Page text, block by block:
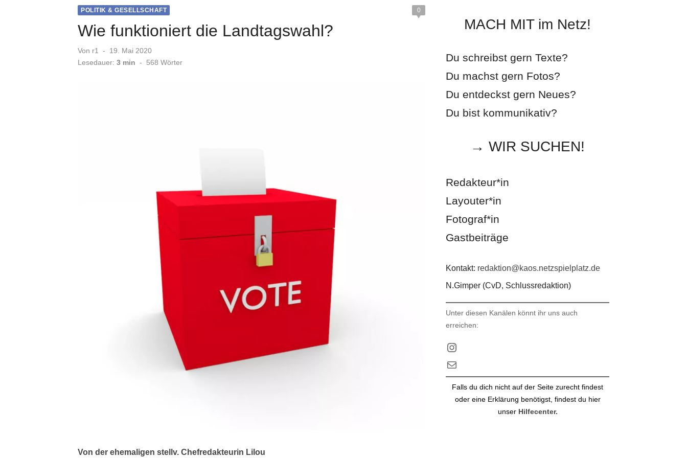
POLITIK & GESELLSCHAFT 0
Wie funktioniert die Landtagswahl?
Von r1
Veröffentlicht
am
19. Mai 2020
Lesedauer: 3 min - 568 Wörter
Von der ehemaligen stellv. Chefredakteurin Lilou
MACH MIT im Netz!
Du schreibst gern Texte?
Du machst gern Fotos?
Du entdeckst gern Neues?
Du bist kommunikativ?
→ WIR SUCHEN!
Redakteur*in
Layouter*in
Fotograf*in
Gastbeiträge
Kontakt: redaktion@kaos.netzspielplatz.de
N.Gimper (CvD, Schlussredaktion)
Unter diesen Kanälen könnt ihr uns auch
erreichen:
Instagram
E-Mail
Falls du dich nicht auf der Seite zurecht findest
oder eine Erklärung benötigst, findest du hier
unser Hilfecenter.